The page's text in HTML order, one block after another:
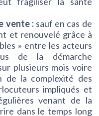
vente : sauf en cas de
et renouvelé grâce à
» entre les acteurs
de la démarche
plusieurs mois voire
de la complexité des
impliqués et
venant de la
dans le temps long